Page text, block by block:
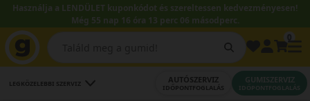
Használja a LENDÜLET kuponkódot és szereltessen kedvezményesen!
Még 55 nap 16 óra 13 perc 05 másodperc.
LEGKÖZELEBBI SZERVIZ AUTÓSZERVIZ
IDŐPONTFOGLALÁS
GUMISZERVIZ
IDŐPONTFOGLALÁS